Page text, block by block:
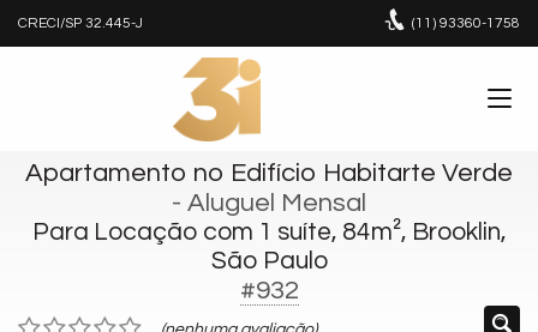
CRECI/SP 32.445-J (11) 93360-1758
Apartamento no Edifício Habitarte Verde
- Aluguel Mensal
Para Locação com 1 suíte, 84m², Brooklin,
São Paulo
#932